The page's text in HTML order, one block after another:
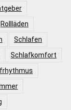
Rollläden
Schlafen
Schlafkomfort